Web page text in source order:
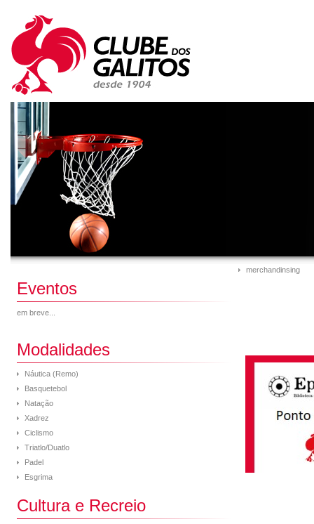
Eventos
em breve...
Modalidades
Náutica (Remo)
Basquetebol
Natação
Xadrez
Ciclismo
Triatlo/Duatlo
Padel
Esgrima
Cultura e Recreio
merchandinsing